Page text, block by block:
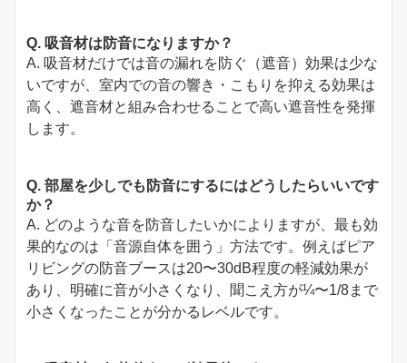
Q. 吸音材は防音になりますか？
A. 吸音材だけでは音の漏れを防ぐ（遮音）効果は少な
いですが、室内での音の響き・こもりを抑える効果は
高く、遮音材と組み合わせることで高い遮音性を発揮
します。
Q. 部屋を少しでも防音にするにはどうしたらいいです
か？
A. どのような音を防音したいかによりますが、最も効
果的なのは「音源自体を囲う」方法です。例えばピア
リビングの防音ブースは20〜30dB程度の軽減効果が
あり、明確に音が小さくなり、聞こえ方が¼〜1/8まで
小さくなったことが分かるレベルです。